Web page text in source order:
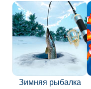
Зимняя рыбалка